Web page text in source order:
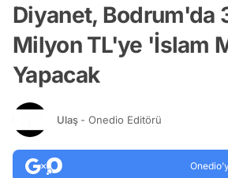
Diyanet, Bodrum'da
Milyon TL'ye 'İslam
Yapacak
Ulaş - Onedio Editörü